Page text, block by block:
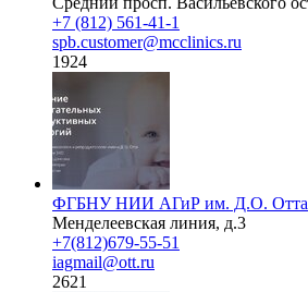
+7 (812) 561-41-1
spb.customer@mcclinics.ru
1924
ФГБНУ НИИ АГиР им. Д.О. Отта
Менделеевская линия, д.3
+7(812)679-55-51
iagmail@ott.ru
2621